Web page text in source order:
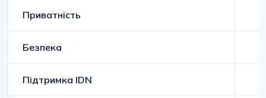
Приватність
Безпека
Підтримка IDN